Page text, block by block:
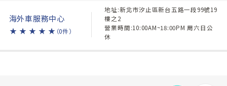
海外車服務中心
★ ★ ★ ★ ★ （0件）
地址:新北市汐止區新台五路一段99號19
樓之2
營業時間:10:00AM~18:00PM 周六日公
休